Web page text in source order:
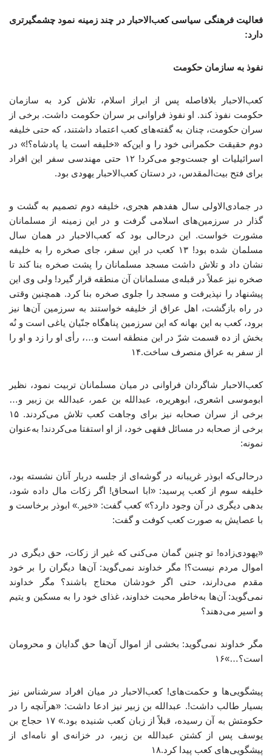
فعالیت فرهنگی سیاسی کعب‌الاحبار در چند زمینه نمود چشمگیرتری
دارد:
نفوذ به سازمان حکومت
کعب‌الاحبار بلافاصله پس از ابراز اسلام، تلاش کرد به سازمان
حکومت نفوذ کند. او نفوذ فراوانی بر سران حکومت داشت. برخی از
سران حکومت، چنان به گفته‌های کعب اعتماد داشتند، که حتی خلیفه
دوم حقیقت حکمرانی خود را و این‌که «خلیفه است یا پادشاه؟!» در
اسرائیلیات او جست‌وجو می‌کرد! ۱۲ حتی مهندسی سفر این افراد
برای فتح بیت‌المقدس، در دستان کعب‌الاحبار یهودی بود.
در جمادی‌الاولی سال هفدهم هجری، خلیفه دوم تصمیم به گشت و
گذار در سرزمین‌های اسلامی گرفت و در این زمینه از مسلمانان
مشورت خواست. این درحالی بود که کعب‌الاحبار در همان سال
مسلمان شده بود! ۱۳ کعب در این سفر، جای صخره را به خلیفه
نشان داد و تلاش داشت مسجد مسلمانان را پشت صخره بنا کند تا
صخره نیز عملاً در قبله‌ی مسلمانان آن منطقه قرار گیرد! ولی وی این
پیشنهاد را نپذیرفت و مسجد را جلوی صخره بنا کرد. همچنین وقتی
در راه بازگشت، اهل عراق از خلیفه خواستند به سرزمین آن‌ها نیز
برود، کعب به این بهانه که این سرزمین پناهگاه جنّیان یاغی است و نُه
بخش از ده قسمت شرّ در این منطقه است و…، رأی او را زد و او را
از سفر به عراق منصرف ساخت.۱۴
کعب‌الاحبار شاگردان فراوانی در میان مسلمانان تربیت نمود، نظیر
ابوموسی اشعری، ابوهریره، عبدالله بن عمر، عبدالله بن زبیر و…
برخی از سران صحابه نیز برای وجاهت کعب تلاش می‌کردند. ۱۵
برخی از صحابه در مسائل فقهی خود، از او استفتا می‌کردند! به‌عنوان
نمونه:
درحالی‌که ابوذر غریبانه در گوشه‌ای از جلسه دربار آنان نشسته بود،
خلیفه سوم از کعب پرسید: «ابا اسحاق! اگر زکات مال داده شود،
بدهی دیگری در آن وجود دارد؟» کعب گفت: «خیر.» ابوذر برخاست و
با عصایش به صورت کعب کوفت و گفت:
«یهودی‌زاده! تو چنین گمان می‌کنی که غیر از زکات، حق دیگری در
اموال مردم نیست؟! مگر خداوند نمی‌گوید: آن‌ها دیگران را بر خود
مقدم می‌دارند، حتی اگر خودشان محتاج باشند؟ مگر خداوند
نمی‌گوید: آن‌ها به‌خاطر محبت خداوند، غذای خود را به مسکین و یتیم
و اسیر می‌دهند؟
مگر خداوند نمی‌گوید: بخشی از اموال آن‌ها حق گدایان و محرومان
است؟…»۱۶
پیشگویی‌ها و حکمت‌های! کعب‌الاحبار در میان افراد سرشناس نیز
بسیار طالب داشت!. عبدالله بن زبیر نیز ادعا داشت: «هرآنچه را در
حکومتش به آن رسیده، قبلاً از زبان کعب شنیده بود.» ۱۷ حجاج بن
یوسف پس از کشتن عبدالله بن زبیر، در خزانه‌ی او نامه‌ای از
پیشگویی‌های کعب پیدا کرد.۱۸